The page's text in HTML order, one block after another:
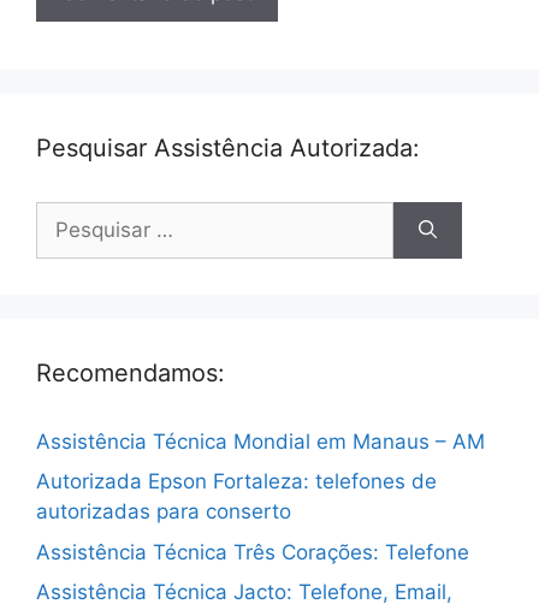
Pesquisar Assistência Autorizada:
por:
Recomendamos:
Assistência Técnica Mondial em Manaus – AM
Autorizada Epson Fortaleza: telefones de
autorizadas para conserto
Assistência Técnica Três Corações: Telefone
Assistência Técnica Jacto: Telefone, Email,